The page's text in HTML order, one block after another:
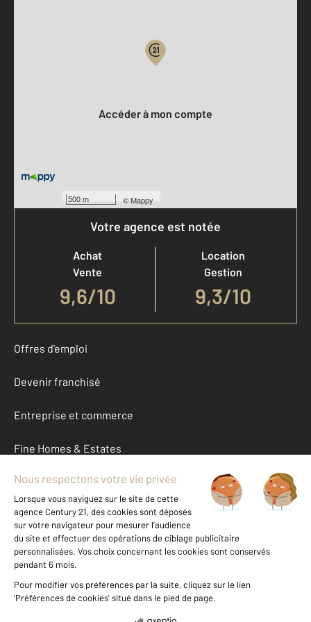
500 m ©Mappy
Accéder à mon compte
Votre agence est notée
Achat
Vente
9,6/10
Location
Gestion
9,3/10
Offres d'emploi
Devenir franchisé
Entreprise et commerce
Fine Homes & Estates
À propos
International
Nous contacter